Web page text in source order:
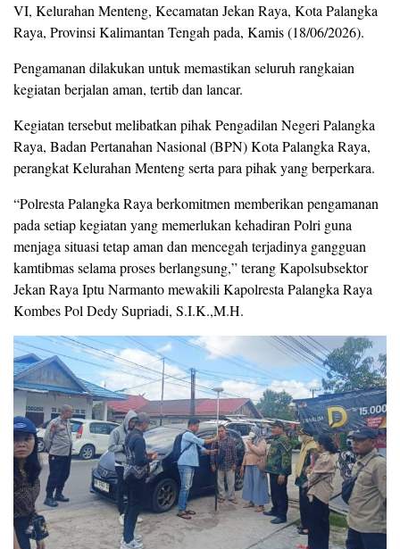
VI, Kelurahan Menteng, Kecamatan Jekan Raya, Kota Palangka
Raya, Provinsi Kalimantan Tengah pada, Kamis (18/06/2026).
Pengamanan dilakukan untuk memastikan seluruh rangkaian
kegiatan berjalan aman, tertib dan lancar.
Kegiatan tersebut melibatkan pihak Pengadilan Negeri Palangka
Raya, Badan Pertanahan Nasional (BPN) Kota Palangka Raya,
perangkat Kelurahan Menteng serta para pihak yang berperkara.
“Polresta Palangka Raya berkomitmen memberikan pengamanan
pada setiap kegiatan yang memerlukan kehadiran Polri guna
menjaga situasi tetap aman dan mencegah terjadinya gangguan
kamtibmas selama proses berlangsung,” terang Kapolsubsektor
Jekan Raya Iptu Narmanto mewakili Kapolresta Palangka Raya
Kombes Pol Dedy Supriadi, S.I.K.,M.H.